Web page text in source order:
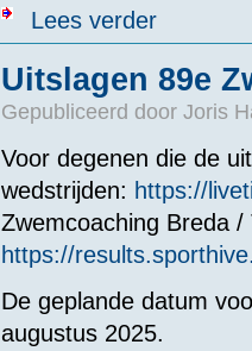
Lees verderover
Uitslagen 89e
Gepubliceerd door Joris
Voor degenen die de
wedstrijden: https://
Zwemcoaching Breda
https://
De geplande datum
augustus 2025.